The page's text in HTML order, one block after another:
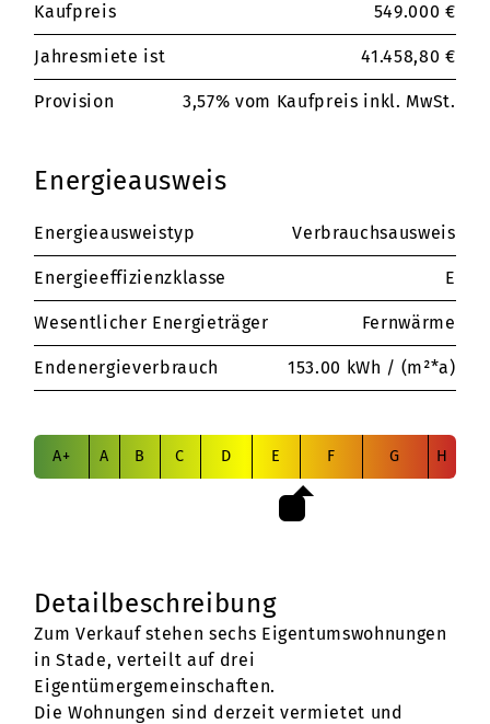
Kaufpreis 549.000 €
Jahresmiete ist 41.458,80 €
Provision 3,57% vom Kaufpreis inkl. MwSt.
Energieausweis
Energieausweistyp Verbrauchsausweis
Energieeffizienzklasse E
Wesentlicher Energieträger Fernwärme
Endenergieverbrauch 153.00 kWh / (m²*a)
A+ A B C D E F G H
Detailbeschreibung
Zum Verkauf stehen sechs Eigentumswohnungen
in Stade, verteilt auf drei
Eigentümergemeinschaften.
Die Wohnungen sind derzeit vermietet und